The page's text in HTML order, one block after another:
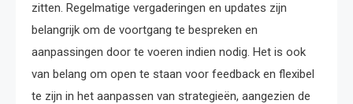
zitten. Regelmatige vergaderingen en updates zijn
belangrijk om de voortgang te bespreken en
aanpassingen door te voeren indien nodig. Het is ook
van belang om open te staan voor feedback en flexibel
te zijn in het aanpassen van strategieën, aangezien de